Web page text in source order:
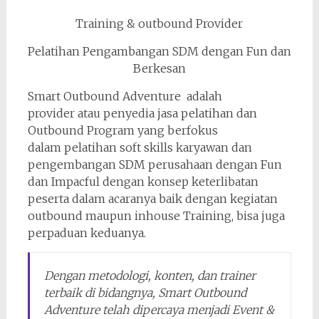
Training & outbound Provider
Pelatihan Pengambangan SDM dengan Fun dan
Berkesan
Smart Outbound Adventure adalah
provider atau penyedia jasa pelatihan dan
Outbound Program yang berfokus
dalam pelatihan soft skills karyawan dan
pengembangan SDM perusahaan dengan Fun
dan Impacful dengan konsep keterlibatan
peserta dalam acaranya baik dengan kegiatan
outbound maupun inhouse Training, bisa juga
perpaduan keduanya.
Dengan metodologi, konten, dan trainer
terbaik di bidangnya, Smart Outbound
Adventure telah dipercaya menjadi Event &